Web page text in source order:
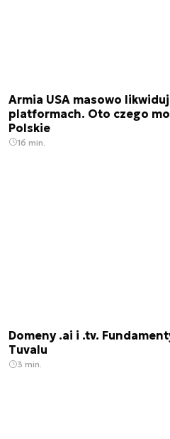
Armia USA masowo
platformach. Oto czego
Polskie
16 min.
Domeny .ai i .tv.
Tuvalu
3 min.